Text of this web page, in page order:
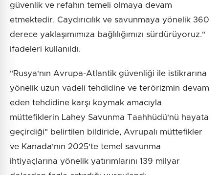
güvenlik ve refahın temeli olmaya devam
etmektedir. Caydırıcılık ve savunmaya yönelik 360
derece yaklaşımımıza bağlılığımızı sürdürüyoruz."
ifadeleri kullanıldı.
"Rusya'nın Avrupa-Atlantik güvenliği ile istikrarına
yönelik uzun vadeli tehdidine ve terörizmin devam
eden tehdidine karşı koymak amacıyla
müttefiklerin Lahey Savunma Taahhüdü'nü hayata
geçirdiği" belirtilen bildiride, Avrupalı müttefikler
ve Kanada'nın 2025'te temel savunma
ihtiyaçlarına yönelik yatırımlarını 139 milyar